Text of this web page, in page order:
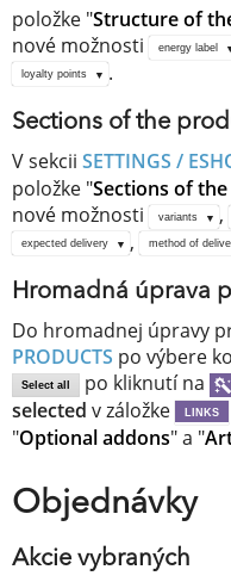
položke "Structure of
nové možnosti
energy label
loyalty points .
Sections of the
V sekcii SETTINGS /
položke "Sections of
nové možnosti
variants ,
expected delivery , method of
Hromadná úprava
Do hromadnej úpravy
PRODUCTS po výbere
Select all po kliknutí na
selected v záložke LINKS
"Optional addons" a "
Objednávky
Akcie vybraných